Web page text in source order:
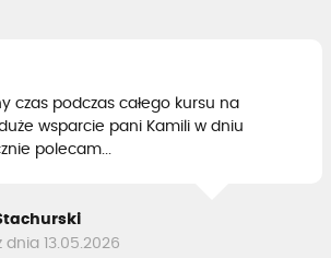
czas podczas całego kursu na
wsparcie pani Kamili w dniu
polecam...
dnia 13.05.2026